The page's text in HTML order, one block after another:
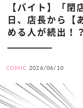
【バイト】「閉
日、店長から【
める人が続出！
COMIC 2026/06/10